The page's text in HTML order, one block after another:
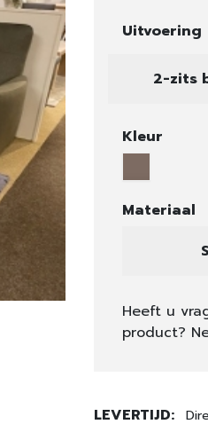
Uitvoering
2-zits
Kleur
Materiaal
Heeft u
product?
LEVERTIJD: